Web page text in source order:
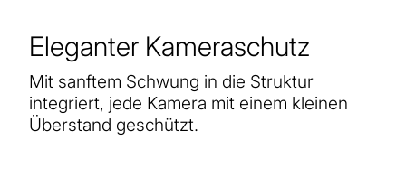
Eleganter Kameraschutz
Mit sanftem Schwung in die Struktur
integriert, jede Kamera mit einem kleinen
Überstand geschützt.